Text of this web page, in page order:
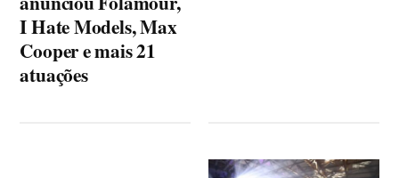
I Hate Models, Max
Cooper e mais 21
atuações